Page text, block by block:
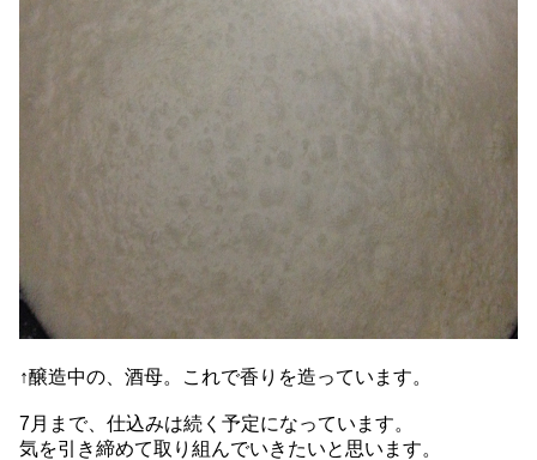
↑醸造中の、酒母。これで香りを造っています。
7月まで、仕込みは続く予定になっています。
気を引き締めて取り組んでいきたいと思います。